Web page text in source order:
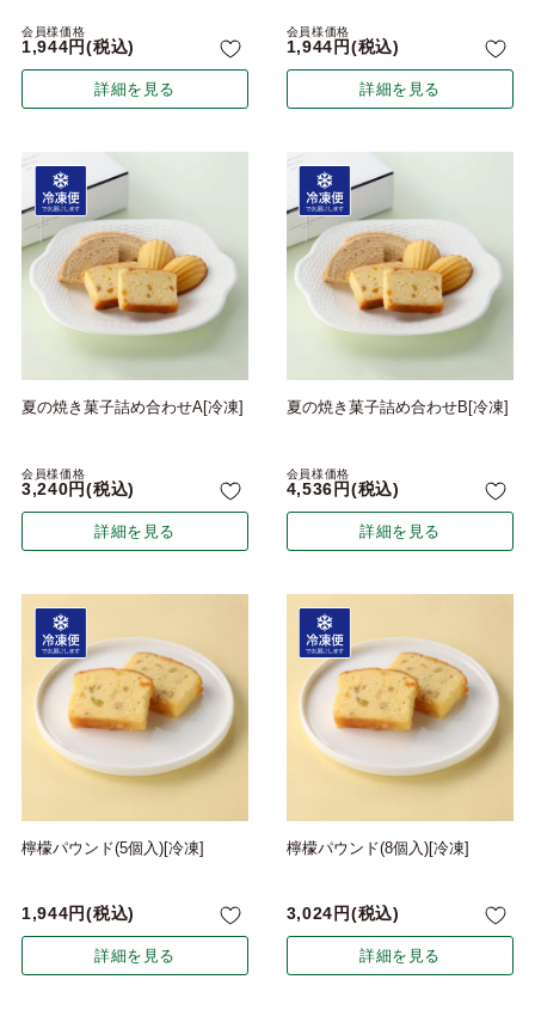
会員様価格
1,944 税込
詳細を見る
会員様価格
1,944 税込
詳細を見る
夏の焼き菓子詰め合わせA[冷凍]
会員様価格
3,240 税込
詳細を見る
夏の焼き菓子詰め合わせB[冷凍]
会員様価格
4,536 税込
詳細を見る
檸檬パウンド(5個入)[冷凍]
1,944 税込
詳細を見る
檸檬パウンド(8個入)[冷凍]
3,024 税込
詳細を見る